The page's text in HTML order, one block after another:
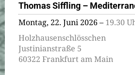
Thomas Siffling –
Montag, 22. Juni 2026 – 19.30
Holzhausenschlösschen
Justinianstraße 5
60322 Frankfurt am Main